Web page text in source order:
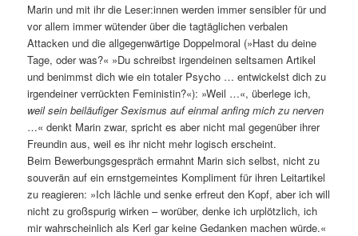
Marin und mit ihr die Leser:innen werden immer sensibler für und
vor allem immer wütender über die tagtäglichen verbalen
Attacken und die allgegenwärtige Doppelmoral (»Hast du deine
Tage, oder was?« »Du schreibst irgendeinen seltsamen Artikel
und benimmst dich wie ein totaler Psycho … entwickelst dich zu
irgendeiner verrückten Feministin?«): »Weil …«, überlege ich,
weil sein beiläufiger Sexismus auf einmal anfing mich zu nerven
…« denkt Marin zwar, spricht es aber nicht mal gegenüber ihrer
Freundin aus, weil es ihr nicht mehr logisch erscheint.
Beim Bewerbungsgespräch ermahnt Marin sich selbst, nicht zu
souverän auf ein ernstgemeintes Kompliment für ihren Leitartikel
zu reagieren: »Ich lächle und senke erfreut den Kopf, aber ich will
nicht zu großspurig wirken – worüber, denke ich urplötzlich, ich
mir wahrscheinlich als Kerl gar keine Gedanken machen würde.«